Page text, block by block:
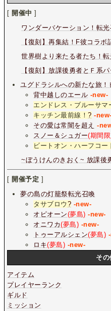
[ 開催中 ]
ワンダーバケーション！転光
【復刻】再集結！F彼コラボ
世界樹より来たる者たち！転
【復刻】放課後勇者とＦ系
ユグドラシルへの新たな旅
背中越しのエール -new-
エンドレス・ブルーサマ
キッチン最前線！? -new-
その愛は常闇を超え
-
スノー＆シュガー(期間
ビートオン・ハーフコー
~ぼうけんのきおく~ 放課後
[ 開催予定 ]
夢の島の灯籠祭転光召喚
タサブロウ ? -new-
オピオーン(夢島) -new-
オニワカ(夢島) -new-
トゥーアルシェン(夢島)
ロキ(夢島) -new-
その
アイテム
プレイヤーランク
ギルド
ミッション